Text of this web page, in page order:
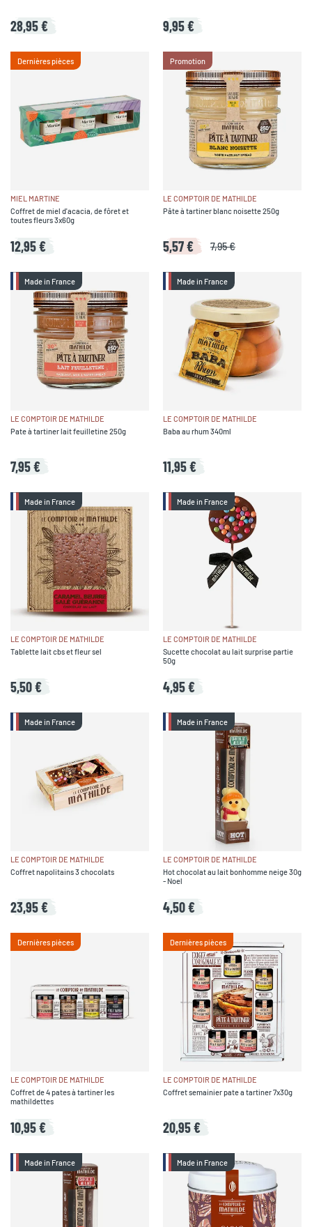
28,95 € 9,95 €
Dernières pièces
MIEL MARTINE
Coffret de miel d'acacia, de fôret et
toutes fleurs 3x60g
12,95 €
Promotion
LE COMPTOIR DE MATHILDE
Pâte à tartiner blanc noisette 250g
5,57 € 7,95 €
Made in France
LE COMPTOIR DE MATHILDE
Pate à tartiner lait feuilletine 250g
7,95 €
Made in France
LE COMPTOIR DE MATHILDE
Baba au rhum 340ml
11,95 €
Made in France
LE COMPTOIR DE MATHILDE
Tablette lait cbs et fleur sel
5,50 €
Made in France
LE COMPTOIR DE MATHILDE
Sucette chocolat au lait surprise partie
50g
4,95 €
Made in France
LE COMPTOIR DE MATHILDE
Coffret napolitains 3 chocolats
23,95 €
Made in France
LE COMPTOIR DE MATHILDE
Hot chocolat au lait bonhomme neige 30g
- Noel
4,50 €
Dernières pièces
LE COMPTOIR DE MATHILDE
Coffret de 4 pates à tartiner les
mathildettes
10,95 €
Dernières pièces
LE COMPTOIR DE MATHILDE
Coffret semainier pate a tartiner 7x30g
20,95 €
Made in France Made in France